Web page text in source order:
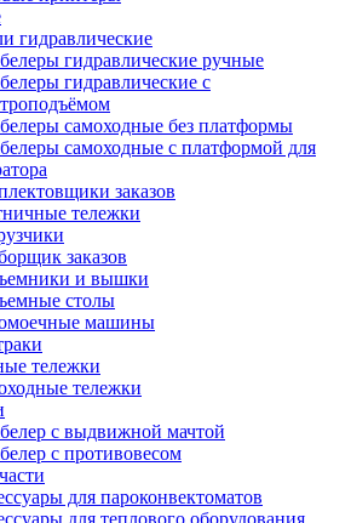
гидравлические
гидравлические ручные
гидравлические с
самоходные без платформы
самоходные с платформой для
заказов
тележки
заказов
и вышки
столы
машины
тележки
тележки
с выдвижной мачтой
с противовесом
для пароконвектоматов
для теплового оборудования